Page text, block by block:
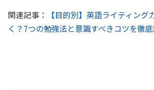
関連記事：
【目的別】英語ライティング
く？7つの勉強法と意識すべきコツを徹底